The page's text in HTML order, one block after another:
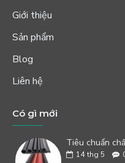
Giới thiệu
Sản phẩm
Blog
Liên hệ
Có gì mới
Tiêu chuẩn
14 thg 5